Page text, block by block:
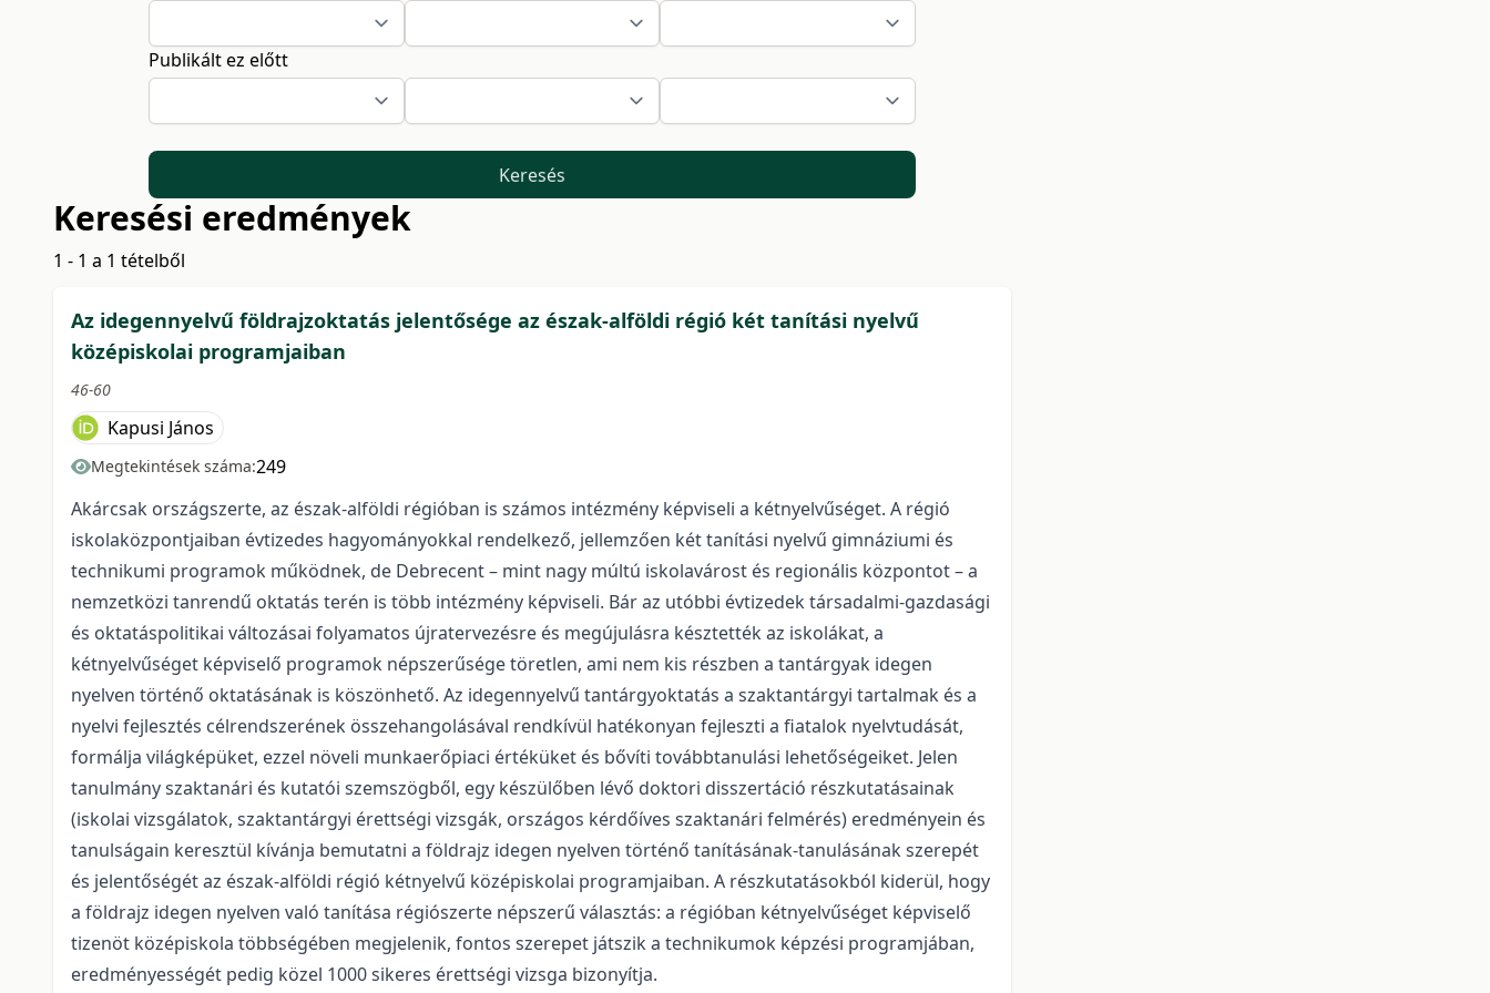
Publikált ez előtt
Keresés
Keresési eredmények
1 - 1 a 1 tételből
Az idegennyelvű földrajzoktatás jelentősége az észak-alföldi régió két tanítási nyelvű
középiskolai programjaiban
46-60
Kapusi János
Megtekintések száma:249
Akárcsak országszerte, az észak-alföldi régióban is számos intézmény képviseli a kétnyelvűséget. A régió
iskolaközpontjaiban évtizedes hagyományokkal rendelkező, jellemzően két tanítási nyelvű gimnáziumi és
technikumi programok működnek, de Debrecent – mint nagy múltú iskolavárost és regionális központot – a
nemzetközi tanrendű oktatás terén is több intézmény képviseli. Bár az utóbbi évtizedek társadalmi-gazdasági
és oktatáspolitikai változásai folyamatos újratervezésre és megújulásra késztették az iskolákat, a
kétnyelvűséget képviselő programok népszerűsége töretlen, ami nem kis részben a tantárgyak idegen
nyelven történő oktatásának is köszönhető. Az idegennyelvű tantárgyoktatás a szaktantárgyi tartalmak és a
nyelvi fejlesztés célrendszerének összehangolásával rendkívül hatékonyan fejleszti a fiatalok nyelvtudását,
formálja világképüket, ezzel növeli munkaerőpiaci értéküket és bővíti továbbtanulási lehetőségeiket. Jelen
tanulmány szaktanári és kutatói szemszögből, egy készülőben lévő doktori disszertáció részkutatásainak
(iskolai vizsgálatok, szaktantárgyi érettségi vizsgák, országos kérdőíves szaktanári felmérés) eredményein és
tanulságain keresztül kívánja bemutatni a földrajz idegen nyelven történő tanításának-tanulásának szerepét
és jelentőségét az észak-alföldi régió kétnyelvű középiskolai programjaiban. A részkutatásokból kiderül, hogy
a földrajz idegen nyelven való tanítása régiószerte népszerű választás: a régióban kétnyelvűséget képviselő
tizenöt középiskola többségében megjelenik, fontos szerepet játszik a technikumok képzési programjában,
eredményességét pedig közel 1000 sikeres érettségi vizsga bizonyítja.